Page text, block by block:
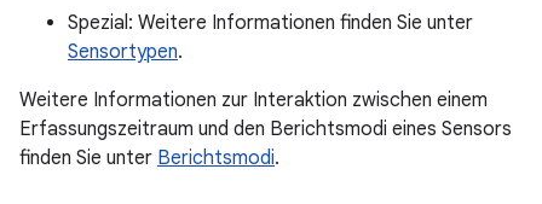
Spezial: Weitere Informationen finden Sie unter
Sensortypen.
Weitere Informationen zur Interaktion zwischen einem
Erfassungszeitraum und den Berichtsmodi eines Sensors
finden Sie unter Berichtsmodi.